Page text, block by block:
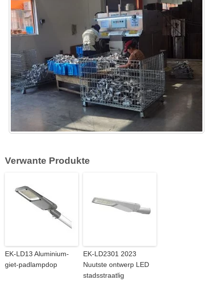
Verwante Produkte
EK-LD13 Aluminium-
giet-padlampdop
EK-LD2301 2023
Nuutste ontwerp LED
stadsstraatlig